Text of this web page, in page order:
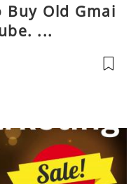
Buy Old Gmai
...